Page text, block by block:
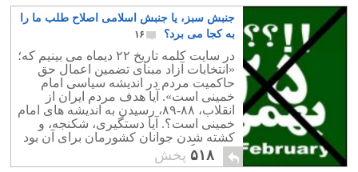
جنبش سبز، یا جنبش اسلامی اصلاح طلب ما را
به کجا می برد؟
۱۶
در سایت کلمه تاریخ ۲۲ دیماه می بینیم که؛
«انتخابات آزاد مبنای تضمین اعمال حق
حاکمیت مردم در اندیشه سیاسی امام
خمینی است». آیا هدف مردم ایران از
انقلاب، ۸۸-۸۹، رسیدن به اندیشه های امام
خمینی است؟. آیا دستگیری، شکنجه، و
کشته شدن جوانان کشورمان برای آن بود
که باردیگر به اندیشه امام خمینی باز
گردیم؟!
۵۱۸ پخش